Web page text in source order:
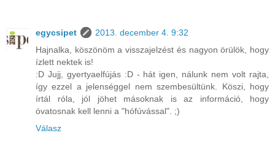
egycsipet
2013. december 4. 9:32
Hajnalka, köszönöm a visszajelzést és nagyon örülök, hogy
ízlett nektek is!
:D Jujj, gyertyaelfújás :D - hát igen, nálunk nem volt rajta,
így ezzel a jelenséggel nem szembesültünk. Köszi, hogy
írtál róla, jól jöhet másoknak is az információ, hogy
óvatosnak kell lenni a "hófúvással". ;)
Válasz